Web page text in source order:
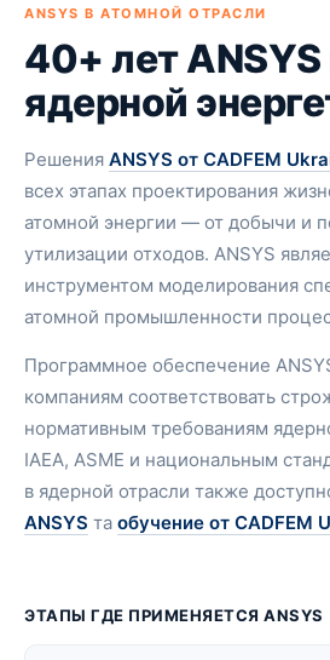
ANSYS В АТОМНОЙ ОТРАСЛИ
40+ лет ANSYS
ядерной
Решения ANSYS от CADFEM
всех этапах проектирования
атомной энергии — от добычи и
утилизации отходов. ANSYS
инструментом моделирования
атомной промышленности
Программное обеспечение
компаниям соответствовать
нормативным требованиям
IAEA, ASME и национальным
в ядерной отрасли также
ANSYS та обучение от CADFEM
ЭТАПЫ ГДЕ ПРИМЕНЯЕТСЯ ANSYS